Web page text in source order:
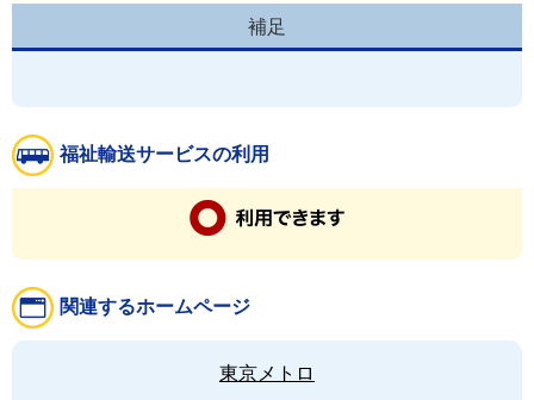
補足
福祉輸送サービスの利用
関連するホームページ
東京メトロ